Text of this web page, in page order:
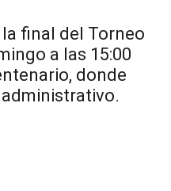
final del Torneo
a las 15:00
donde